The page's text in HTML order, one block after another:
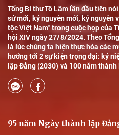
Tổng Bí thư Tô Lâm lần đầu tiên
sử mới, kỷ nguyên mới, kỷ nguyên
tộc Việt Nam'' trong cuộc họp của
hội XIV ngày 27/8/2024. Theo
là lúc chúng ta hiện thực hóa các
hướng tới 2 sự kiện trọng đại: kỷ
lập Đảng (2030) và 100 năm
95 năm Ngày thành lập